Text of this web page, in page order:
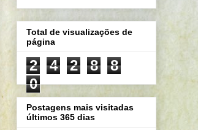
Total de visualizações de
página
2 4 2 8
8
0
Postagens mais visitadas
últimos 365 dias